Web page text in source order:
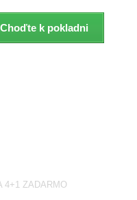
Choďte k pokladni
4+1 ZADARMO